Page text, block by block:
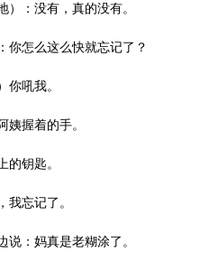
）：没有，真的没有。
你怎么这么快就忘记了？
你吼我。
姨握着的手。
的钥匙。
我忘记了。
说：妈真是老糊涂了。